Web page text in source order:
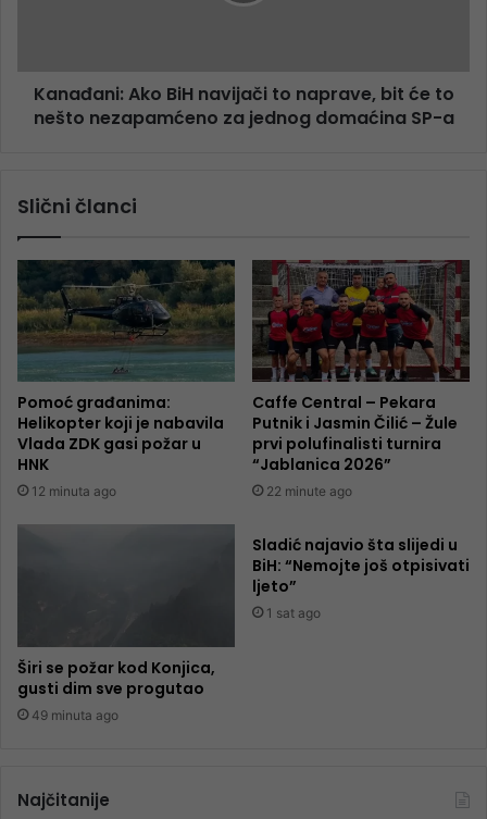
Kanađani: Ako BiH navijači to naprave, bit će to
nešto nezapamćeno za jednog domaćina SP-a
Slični članci
Pomoć građanima:
Helikopter koji je nabavila
Vlada ZDK gasi požar u
HNK
12 minuta ago
Caffe Central – Pekara
Putnik i Jasmin Čilić – Žule
prvi polufinalisti turnira
“Jablanica 2026”
22 minute ago
Širi se požar kod Konjica,
gusti dim sve progutao
49 minuta ago
Sladić najavio šta slijedi u
BiH: “Nemojte još otpisivati
ljeto”
1 sat ago
Najčitanije